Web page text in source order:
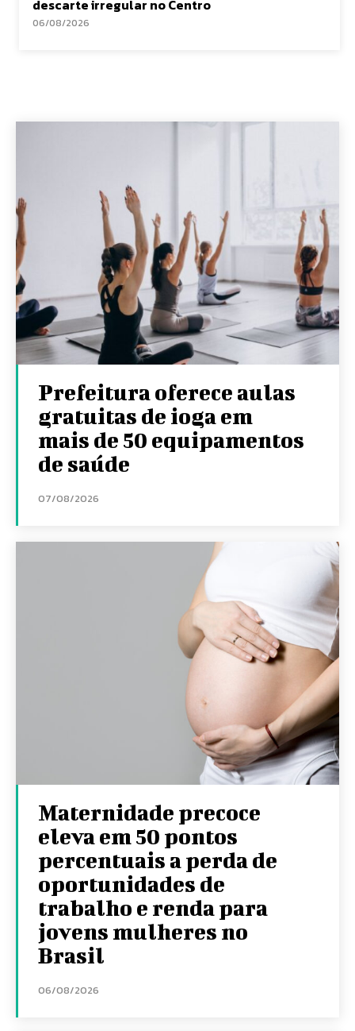
descarte irregular no Centro
06/08/2026
Prefeitura oferece aulas
gratuitas de ioga em
mais de 50 equipamentos
de saúde
07/08/2026
Maternidade precoce
eleva em 50 pontos
percentuais a perda de
oportunidades de
trabalho e renda para
jovens mulheres no
Brasil
06/08/2026